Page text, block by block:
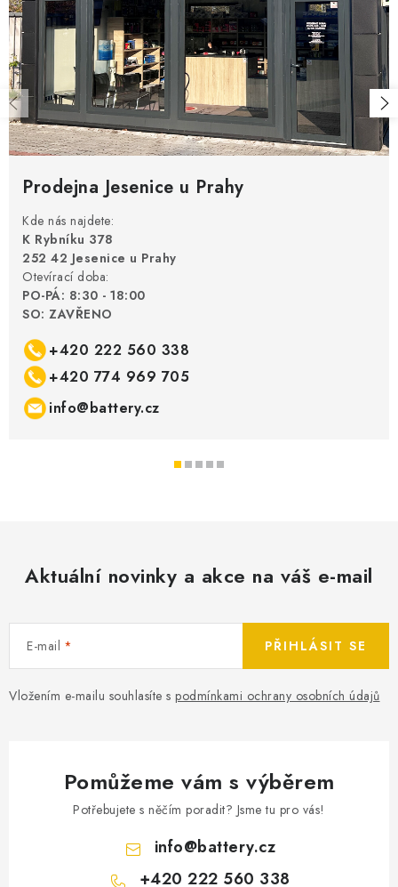
Prodejna Jesenice u Prahy
Kde nás najdete:
K Rybníku 378
252 42 Jesenice u Prahy
Otevírací doba:
PO-PÁ: 8:30 - 18:00
SO: ZAVŘENO
+420 222 560 338
+420 774 969 705
info@battery.cz
Aktuální novinky a akce na váš e-mail
E-mail
Vložením e-mailu souhlasíte s podmínkami ochrany osobních údajů
PŘIHLÁSIT SE
Pomůžeme vám s výběrem
Potřebujete s něčím poradit? Jsme tu pro vás!
info@battery.cz
+420 222 560 338